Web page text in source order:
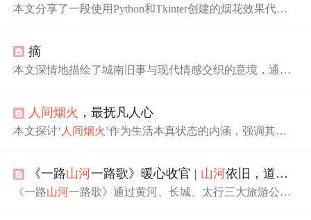
本文分享了一段使用Python和Tkinter创建的烟花效果代
效果和深情的烟花文案。
摘
本文深情地描绘了城南旧事与现代情感交织的意境，通过
人间烟火 ，最抚凡人心
本文探讨‘ 人间烟火’作为生活本真状态的内涵，强调其在
生活质感的重要性。文中指出烟火气即具象可感的真实存
在——饮食、亲情、邻里、微小善意等，是抵御异化、锚
《一路山河一路歌》暖心收官 | 山河依旧，道路常新
《一路山河一路歌》通过黄河、长城、太行三大旅游公